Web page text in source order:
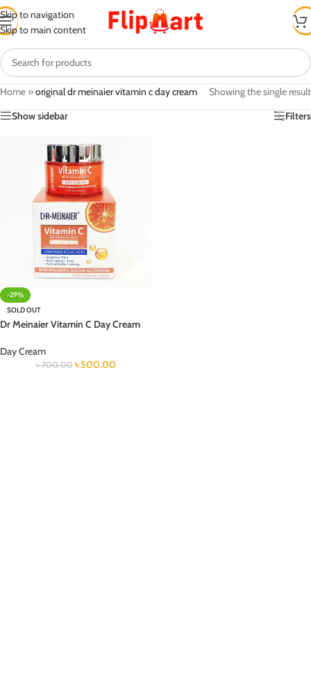
Skip to navigation
Skip to main content
Home »original dr meinaier vitamin c day cream
Showing the single result
Show sidebar
Filters
-29%
SOLD OUT
Dr Meinaier Vitamin C Day Cream
Day Cream
৳700.00 ৳500.00